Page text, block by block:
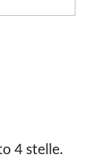
4 stelle.